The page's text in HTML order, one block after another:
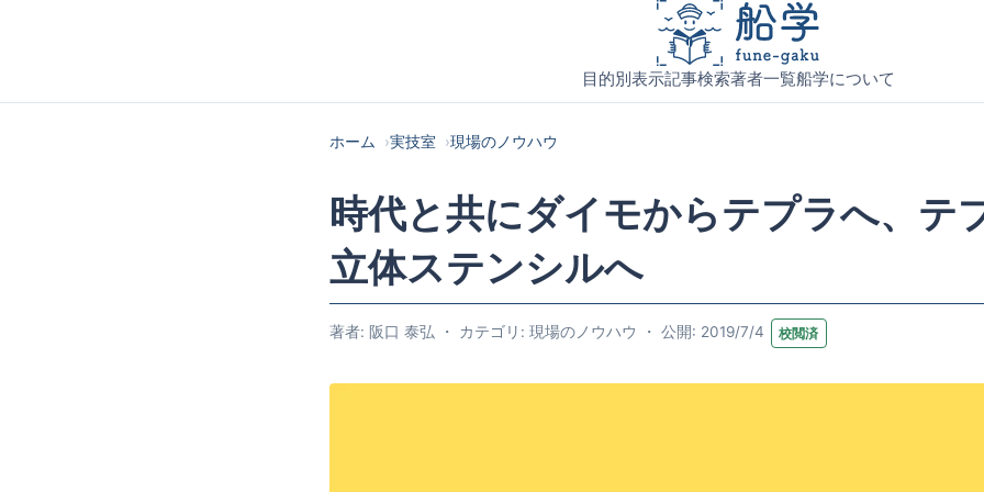
目的別表示記事検索著者一覧船学について
ホーム 実技室 現場のノウハウ
時代と共にダイモからテプラへ、テ
立体ステンシルへ
著者: 阪口 泰弘 ・ カテゴリ: 現場のノウハウ ・ 公開: 2019/7/4 校閲済